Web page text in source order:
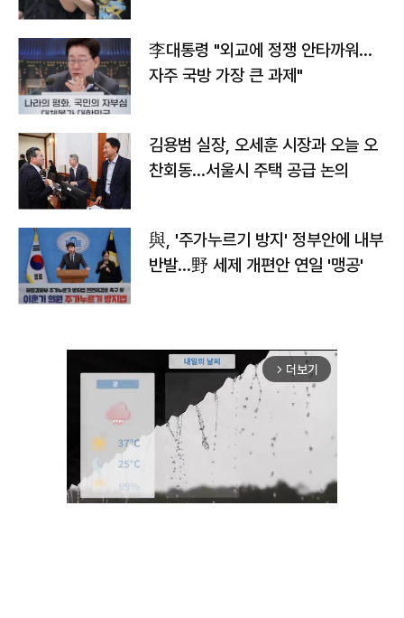
李대통령 "외교에 정쟁 안타까워…
자주 국방 가장 큰 과제"
김용범 실장, 오세훈 시장과 오늘 오
찬회동...서울시 주택 공급 논의
與, '주가누르기 방지' 정부안에 내부
반발…野 세제 개편안 연일 '맹공'
arrow_forward_ios 더보기